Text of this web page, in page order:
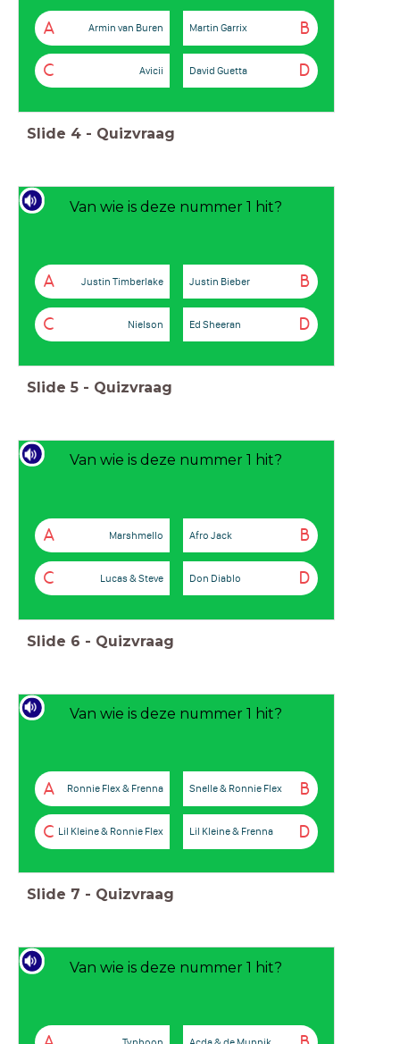
A Armin van Buren B
Martin Garrix
C Avicii D
David Guetta
Slide 4 - Quizvraag
Van wie is deze nummer 1 hit?
A Justin Timberlake B
Justin Bieber
C Nielson D
Ed Sheeran
Slide 5 - Quizvraag
Van wie is deze nummer 1 hit?
A Marshmello B
Afro Jack
C Lucas & Steve D
Don Diablo
Slide 6 - Quizvraag
Van wie is deze nummer 1 hit?
A Ronnie Flex & Frenna B
Snelle & Ronnie Flex
C Lil Kleine & Ronnie Flex D
Lil Kleine & Frenna
Slide 7 - Quizvraag
Van wie is deze nummer 1 hit?